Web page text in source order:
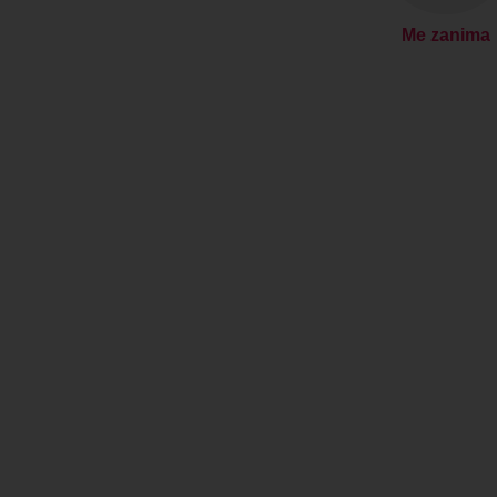
Me zanima